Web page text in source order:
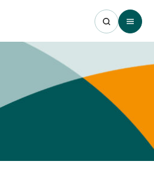
Open